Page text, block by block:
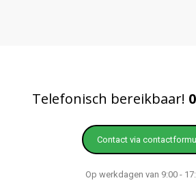
Telefonisch bereikbaar!
Contact via
Op werkdagen van 9:00 -